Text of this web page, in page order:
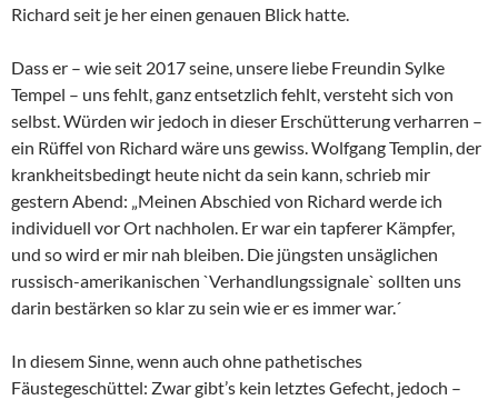
Richard seit je her einen genauen Blick hatte.
Dass er – wie seit 2017 seine, unsere liebe Freundin Sylke
Tempel – uns fehlt, ganz entsetzlich fehlt, versteht sich von
selbst. Würden wir jedoch in dieser Erschütterung verharren –
ein Rüffel von Richard wäre uns gewiss. Wolfgang Templin, der
krankheitsbedingt heute nicht da sein kann, schrieb mir
gestern Abend: „Meinen Abschied von Richard werde ich
individuell vor Ort nachholen. Er war ein tapferer Kämpfer,
und so wird er mir nah bleiben. Die jüngsten unsäglichen
russisch-amerikanischen `Verhandlungssignale` sollten uns
darin bestärken so klar zu sein wie er es immer war.´
In diesem Sinne, wenn auch ohne pathetisches
Fäustegeschüttel: Zwar gibt’s kein letztes Gefecht, jedoch –